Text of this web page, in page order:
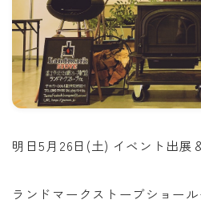
明日5月26日(土) イベント出展
ランドマークストーブショー